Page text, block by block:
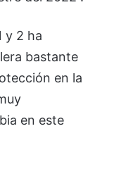
y 2 ha
bastante
en la
en este